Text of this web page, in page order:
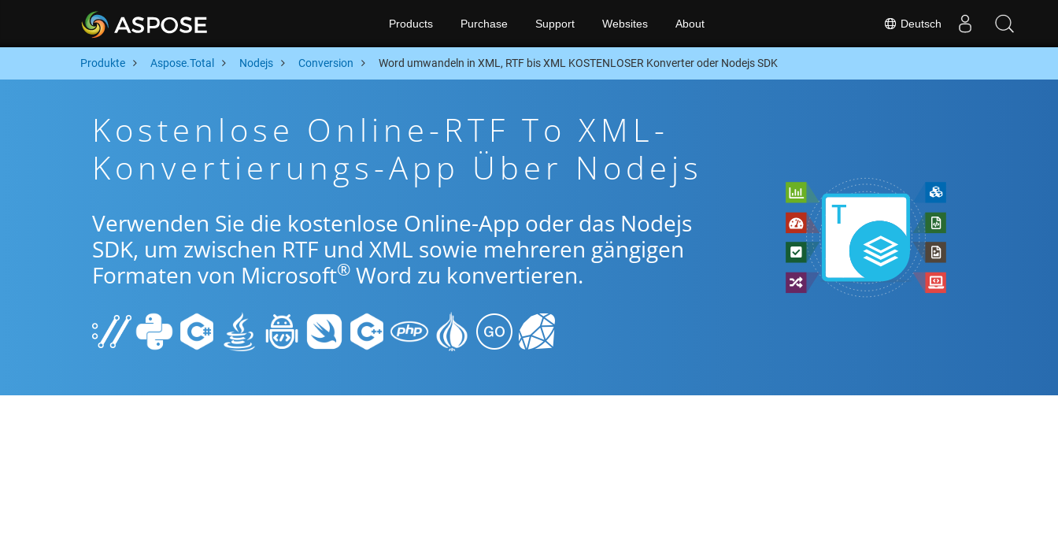
Deutsch
Products Purchase Support Websites About
Produkte Aspose.Total Nodejs Conversion Word umwandeln in XML, RTF bis XML KOSTENLOSER Konverter oder Nodejs SDK
Kostenlose Online-RTF To XML-
Konvertierungs-App Über Nodejs
Verwenden Sie die kostenlose Online-App oder das Nodejs
SDK, um zwischen RTF und XML sowie mehreren gängigen
Formaten von Microsoft® Word zu konvertieren.